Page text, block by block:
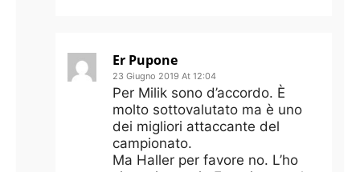
Er Pupone
23 Giugno 2019 At 12:04
Per Milik sono d’accordo. È
molto sottovalutato ma è uno
dei migliori attaccante del
campionato.
Ma Haller per favore no. L’ho